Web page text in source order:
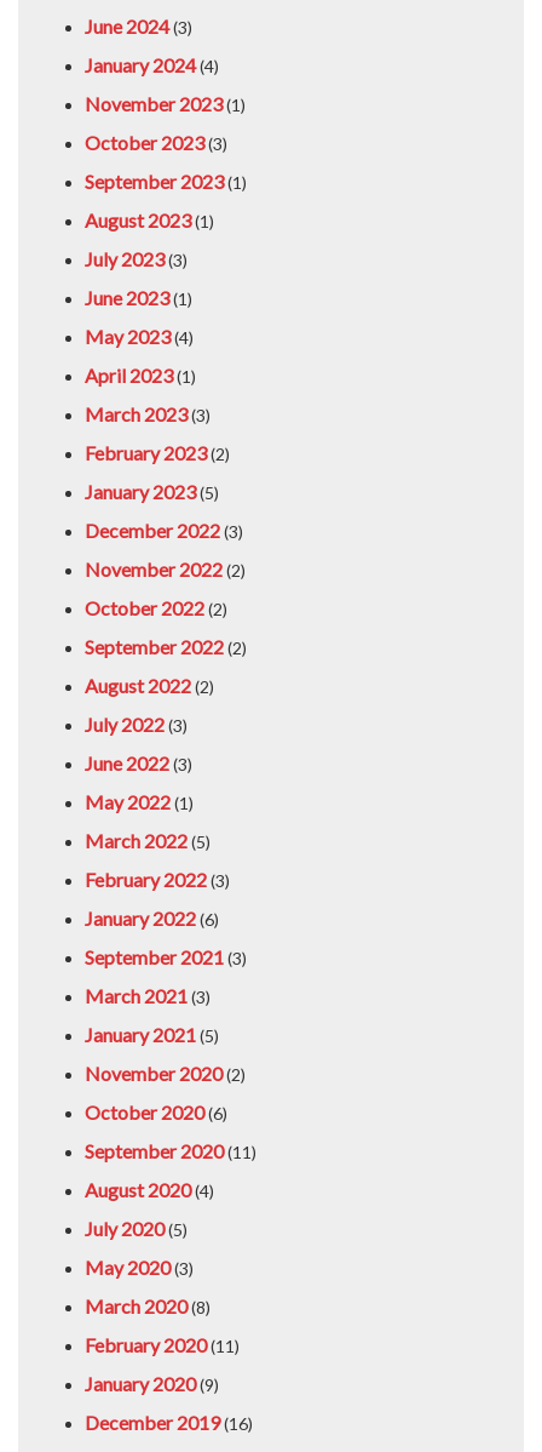
June 2024(3)
January 2024(4)
November 2023(1)
October 2023(3)
September 2023(1)
August 2023(1)
July 2023(3)
June 2023(1)
May 2023(4)
April 2023(1)
March 2023(3)
February 2023(2)
January 2023(5)
December 2022(3)
November 2022(2)
October 2022(2)
September 2022(2)
August 2022(2)
July 2022(3)
June 2022(3)
May 2022(1)
March 2022(5)
February 2022(3)
January 2022(6)
September 2021 (3)
March 2021 (3)
January 2021 (5)
November 2020(2)
October 2020(6)
September 2020(11)
August 2020(4)
July 2020(5)
May 2020(3)
March 2020(8)
February 2020(11)
January 2020(9)
December 2019(16)